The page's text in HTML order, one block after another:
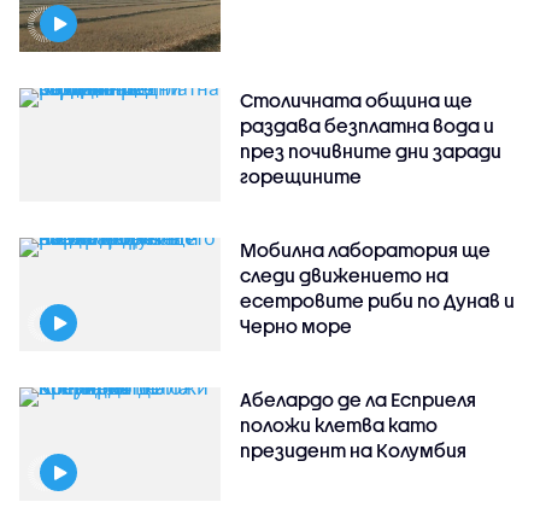
Столичната община ще
раздава безплатна вода и
през почивните дни заради
горещините
Мобилна лаборатория ще
следи движението на
есетровите риби по Дунав и
Черно море
Абелардо де ла Есприеля
положи клетва като
президент на Колумбия